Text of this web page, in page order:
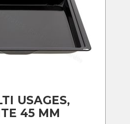
USAGES,
45 MM